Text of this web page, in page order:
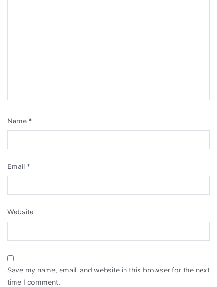
Name *
Email *
Website
Save my name, email, and website in this browser for the next
time I comment.